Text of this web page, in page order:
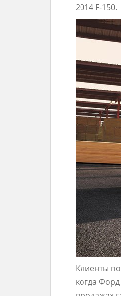
2014 F-150.
Клиенты
когда